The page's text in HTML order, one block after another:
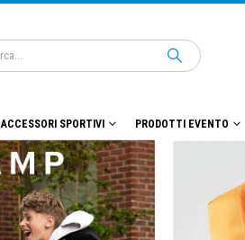
ACCESSORI SPORTIVI PRODOTTI EVENTO